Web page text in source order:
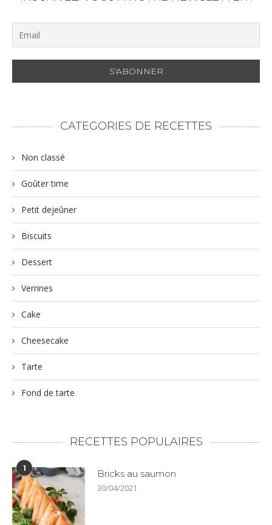
CATEGORIES DE RECETTES
Non classé
Goûter time
Petit dejeûner
Biscuits
Dessert
Verrines
Cake
Cheesecake
Tarte
Fond de tarte
RECETTES POPULAIRES
1
Bricks au saumon
30/04/2021